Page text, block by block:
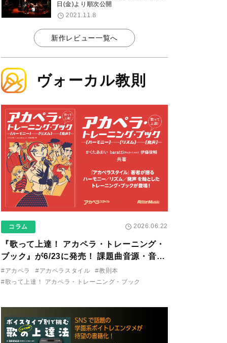
日(金)より順次公開
2021.11.8
新作レビュー一覧へ
ヴォーカル教則
コラム 2026.06.22
『歌って上達！ アカペラ・トレーニング・
ブック』が6/23に発売！ 課題曲音源・音取
り用アプリを公開。
#アカペラ #アカペラスタイル
#教則本
#歌って上達！ アカペラ・トレーニング・ブック